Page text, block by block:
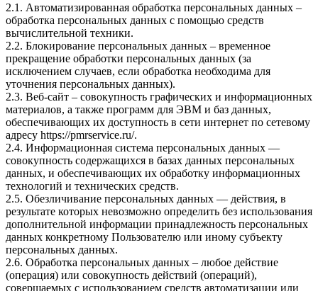
2.1. Автоматизированная обработка персональных данных –
обработка персональных данных с помощью средств
вычислительной техники.
2.2. Блокирование персональных данных – временное
прекращение обработки персональных данных (за
исключением случаев, если обработка необходима для
уточнения персональных данных).
2.3. Веб-сайт – совокупность графических и информационных
материалов, а также программ для ЭВМ и баз данных,
обеспечивающих их доступность в сети интернет по сетевому
адресу https://pmrservice.ru/.
2.4. Информационная система персональных данных —
совокупность содержащихся в базах данных персональных
данных, и обеспечивающих их обработку информационных
технологий и технических средств.
2.5. Обезличивание персональных данных — действия, в
результате которых невозможно определить без использования
дополнительной информации принадлежность персональных
данных конкретному Пользователю или иному субъекту
персональных данных.
2.6. Обработка персональных данных – любое действие
(операция) или совокупность действий (операций),
совершаемых с использованием средств автоматизации или